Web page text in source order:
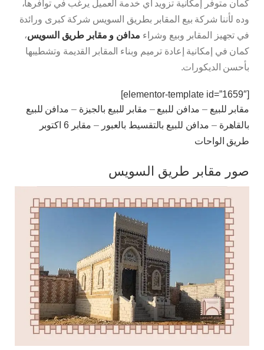
كمان متوفر إمكانية تزويد أي خدمة العميل يرغب في توافرها،
وده لأننا شركة بيع المقابر بطريق السويس شركة كبرى ورائدة
في تجهيز المقابر وبيع وشراء مدافن و مقابر طريق السويس،
كمان في إمكانية إعادة ترميم وبناء المقابر القديمة وتشطيبها
بأحسن الديكورات.
[elementor-template id=”1659″]
مقابر للبيع – مدافن للبيع – مقابر للبيع بالجيزة – مدافن للبيع
بالقاهرة – مدافن للبيع بالتقسيط بالعبور –
مقابر 6 اكتوبر
طريق الواحات
صور مقابر طريق السويس